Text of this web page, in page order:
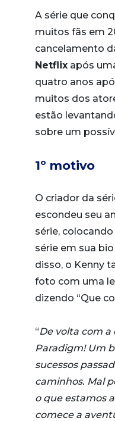
A série que
muitos fãs em
cancelamento
Netflix após
quatro anos
muitos dos
estão
sobre um
1º motivo
O criador da
escondeu seu
série,
série em sua
disso, o Kenny
foto com uma
dizendo “Que
“De volta com
Paradigm! Um
sucessos
caminhos. Mal
o que estamos
comece a